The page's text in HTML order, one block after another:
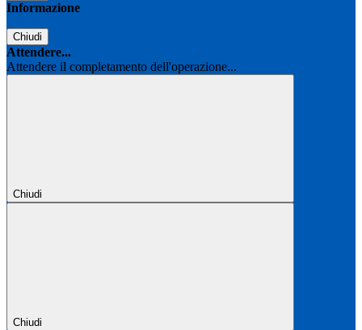
Informazione
Chiudi
Attendere...
Attendere il completamento dell'operazione...
Chiudi
Chiudi